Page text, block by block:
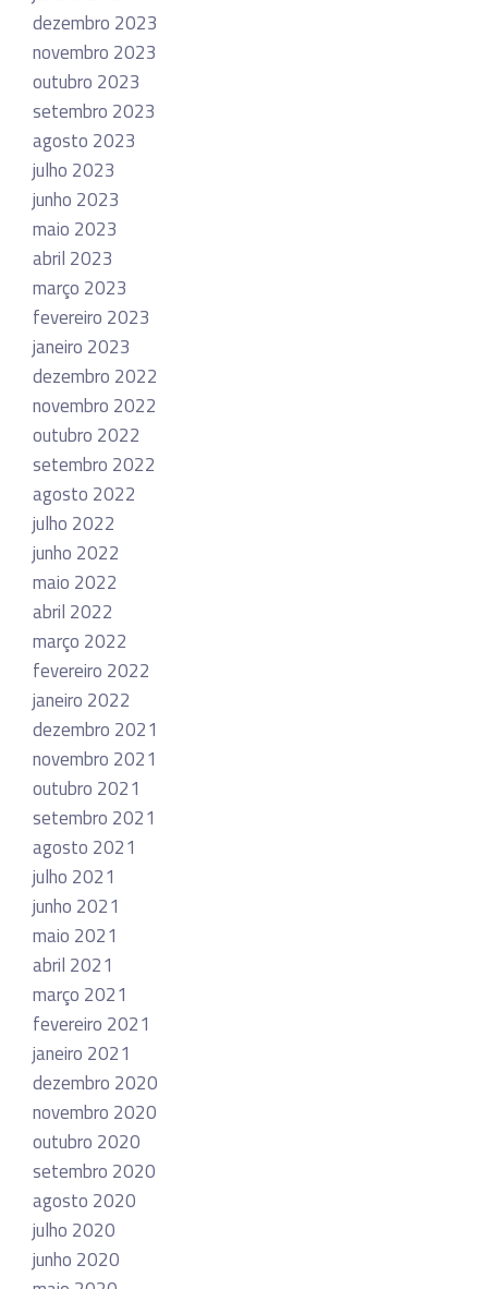
dezembro 2023
novembro 2023
outubro 2023
setembro 2023
agosto 2023
julho 2023
junho 2023
maio 2023
abril 2023
março 2023
fevereiro 2023
janeiro 2023
dezembro 2022
novembro 2022
outubro 2022
setembro 2022
agosto 2022
julho 2022
junho 2022
maio 2022
abril 2022
março 2022
fevereiro 2022
janeiro 2022
dezembro 2021
novembro 2021
outubro 2021
setembro 2021
agosto 2021
julho 2021
junho 2021
maio 2021
abril 2021
março 2021
fevereiro 2021
janeiro 2021
dezembro 2020
novembro 2020
outubro 2020
setembro 2020
agosto 2020
julho 2020
junho 2020